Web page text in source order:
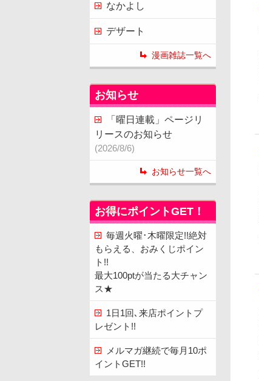
なかよし
デザート
漫画雑誌一覧へ
お知らせ
「曜日連載」ページリ
リースのお知らせ
(2026/8/6)
お知らせ一覧へ
お得にポイントGET！
毎週火曜･木曜限定!!絶対
もらえる、おみくじポイン
ト!!
最大100ptが当たる大チャン
ス★
1日1回､来店ポイントプ
レゼント!!
メルマガ継続で毎月10ポ
イントGET!!